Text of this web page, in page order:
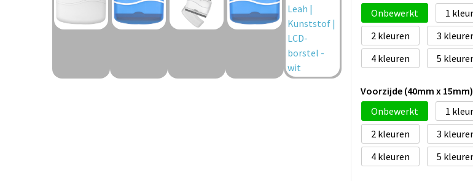
Onbewerkt
1
2
3
4
5
Voorzijde (40mm x 15mm)
Onbewerkt
1
2
3
4
5